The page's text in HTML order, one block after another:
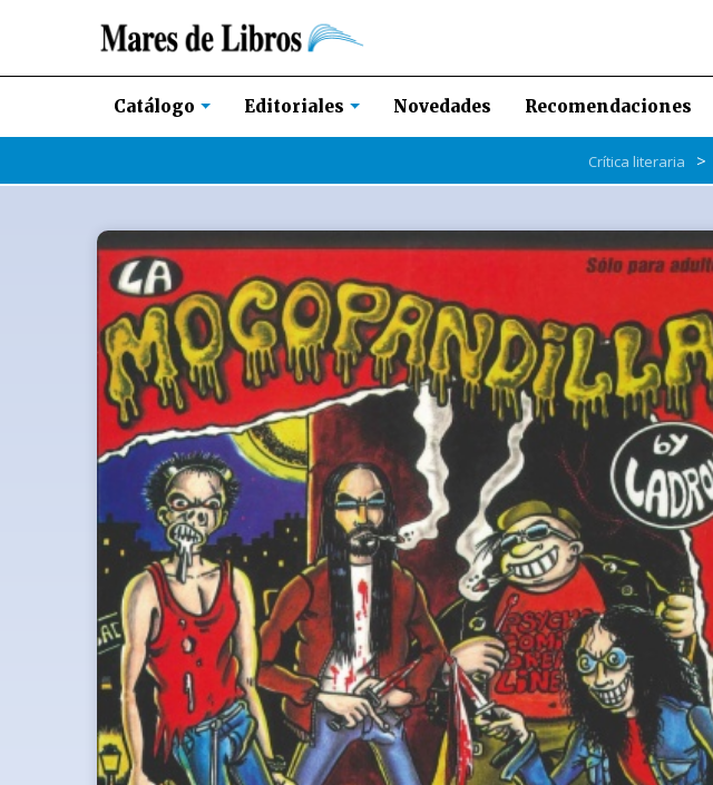
Catálogo Editoriales Novedades Recomendaciones
Crítica literaria >